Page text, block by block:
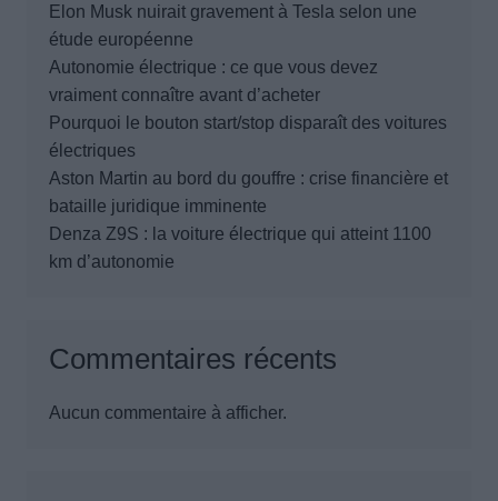
Elon Musk nuirait gravement à Tesla selon une
étude européenne
Autonomie électrique : ce que vous devez
vraiment connaître avant d’acheter
Pourquoi le bouton start/stop disparaît des voitures
électriques
Aston Martin au bord du gouffre : crise financière et
bataille juridique imminente
Denza Z9S : la voiture électrique qui atteint 1100
km d’autonomie
Commentaires récents
Aucun commentaire à afficher.